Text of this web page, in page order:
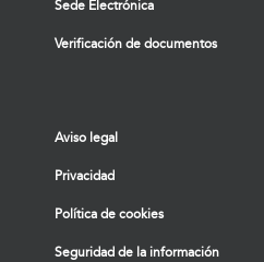
Sede Electrónica
Verificación de documentos
Aviso legal
Privacidad
Política de cookies
Seguridad de la información